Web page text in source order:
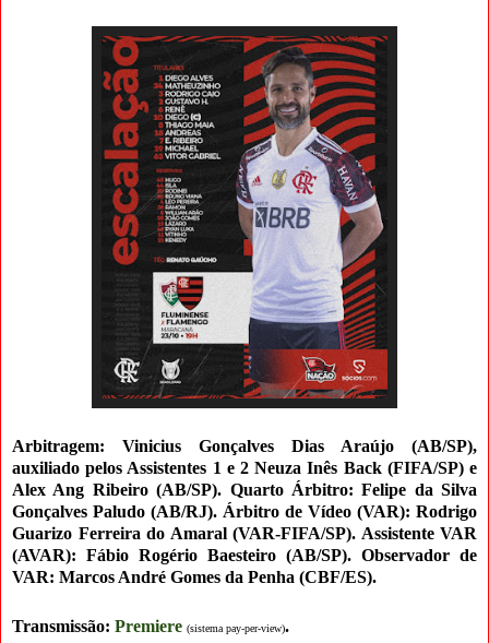
Arbitragem: Vinicius Gonçalves Dias Araújo (AB/SP),
auxiliado pelos Assistentes 1 e 2 Neuza Inês Back(FIFA/SP) e
Alex Ang Ribeiro (AB/SP). Quarto Árbitro: Felipe da Silva
Gonçalves Paludo (AB/RJ). Árbitro de Vídeo (VAR): Rodrigo
Guarizo Ferreira do Amaral (VAR-FIFA/SP). Assistente VAR
(AVAR): Fábio Rogério Baesteiro (AB/SP). Observador de
VAR: Marcos André Gomes da Penha (CBF/ES).
Transmissão: Premiere (sistema pay-per-view).